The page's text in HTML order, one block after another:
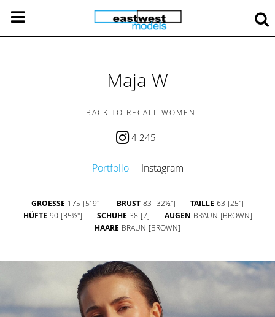
Maja W
BACK TO RECALL WOMEN
4 245
Portfolio Instagram
GROESSE 175 [5' 9''] BRUST 83 [32½''] TAILLE 63 [25'']
HÜFTE 90 [35½''] SCHUHE 38 [7] AUGEN BRAUN [BROWN]
HAARE BRAUN [BROWN]